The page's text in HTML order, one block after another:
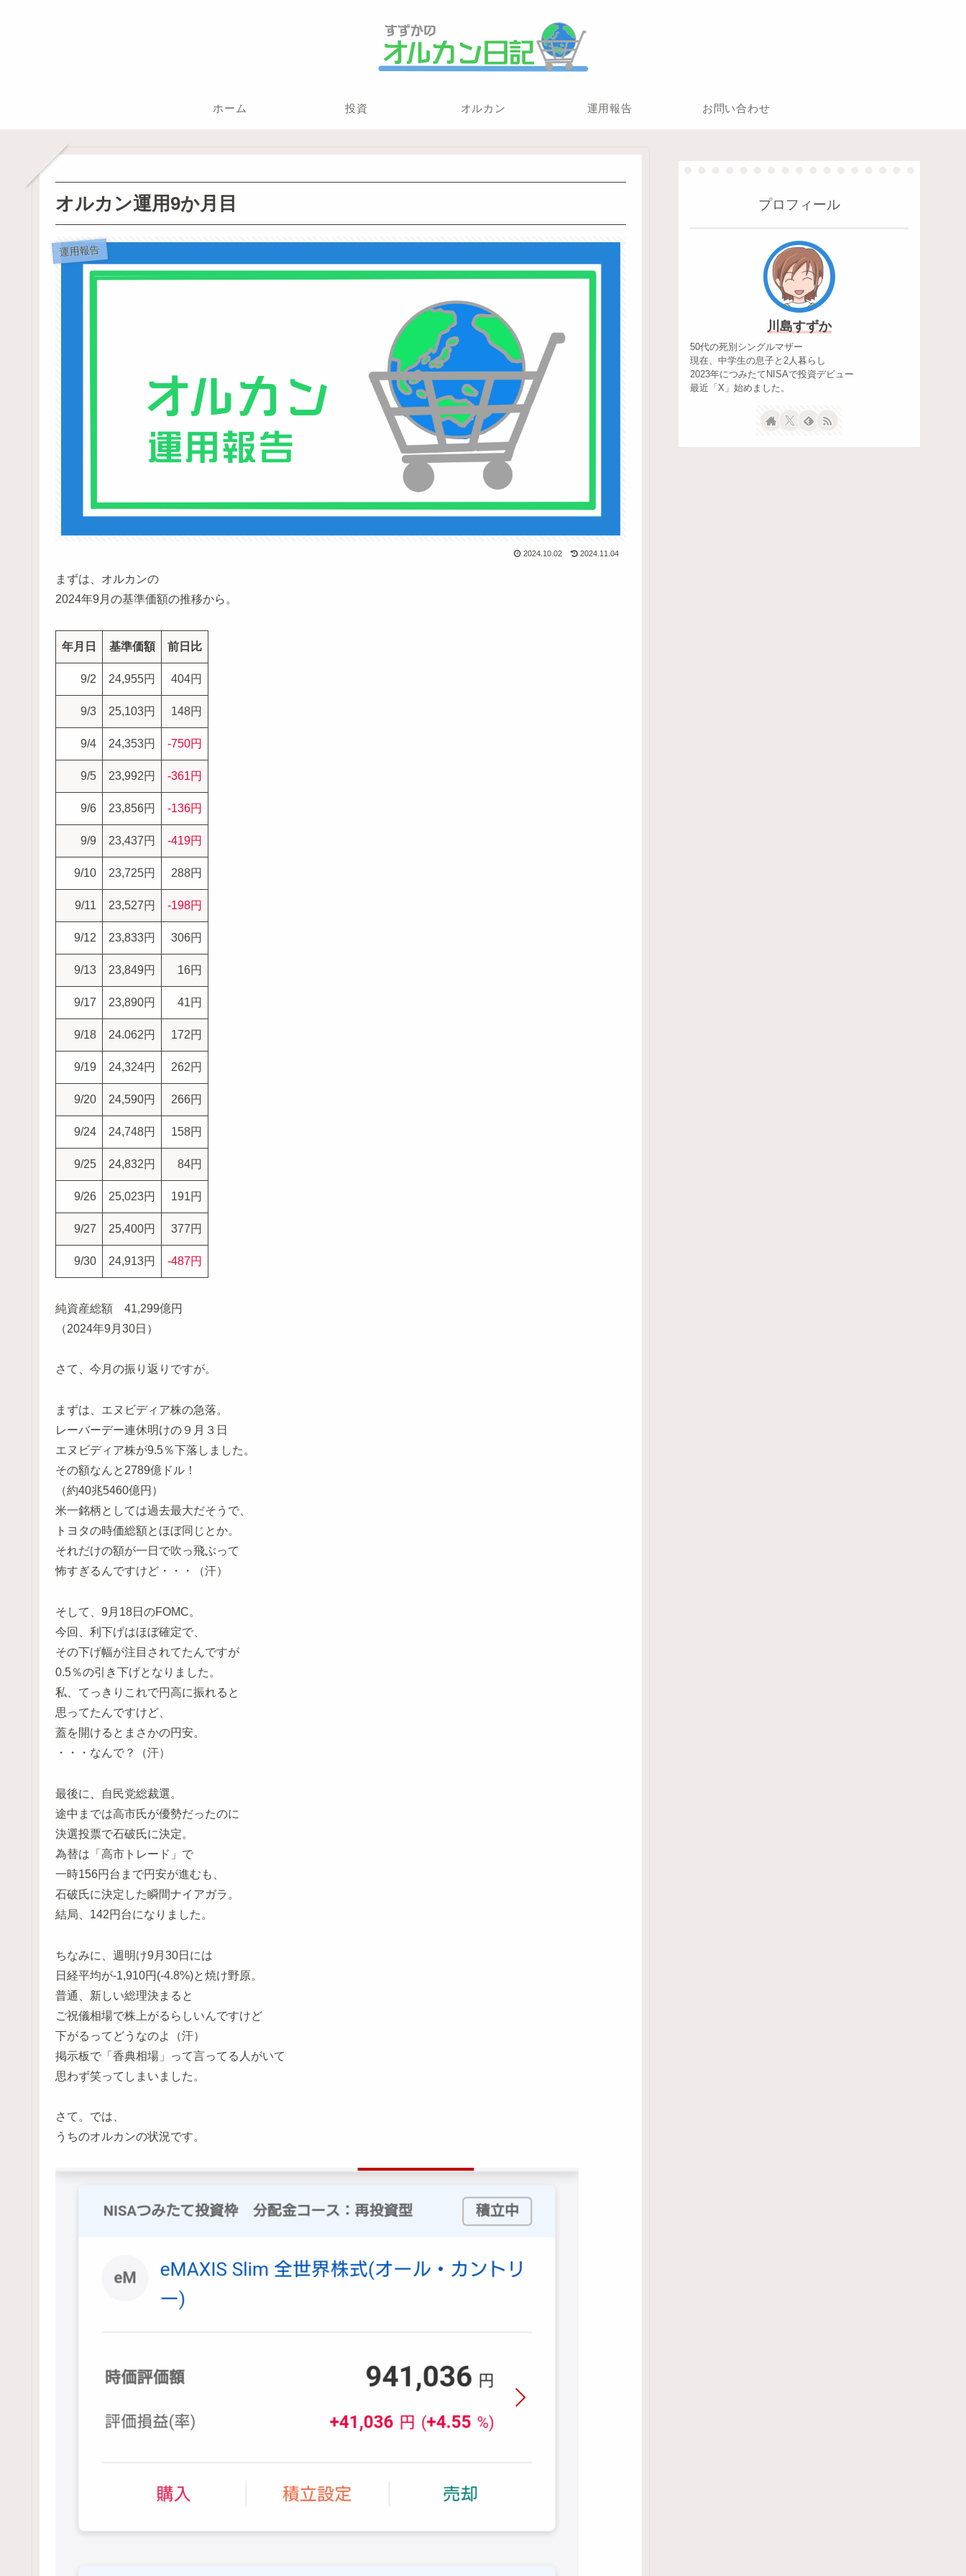
ホーム 投資 オルカン 運用報告 お問い合わせ
オルカン運用9か月目
運用報告
2024.10.02 2024.11.04
まずは、オルカンの
2024年9月の基準価額の推移から。
年月日 基準価額 前日比
9/2 24,955円 404円
9/3 25,103円 148円
9/4 24,353円 -750円
9/5 23,992円 -361円
9/6 23,856円 -136円
9/9 23,437円 -419円
9/10 23,725円 288円
9/11 23,527円 -198円
9/12 23,833円 306円
9/13 23,849円 16円
9/17 23,890円 41円
9/18 24.062円 172円
9/19 24,324円 262円
9/20 24,590円 266円
9/24 24,748円 158円
9/25 24,832円 84円
9/26 25,023円 191円
9/27 25,400円 377円
9/30 24,913円 -487円
純資産総額 41,299億円
（2024年9月30日）
さて、今月の振り返りですが。
まずは、エヌビディア株の急落。
レーバーデー連休明けの９月３日
エヌビディア株が9.5％下落しました。
その額なんと2789億ドル！
（約40兆5460億円）
米一銘柄としては過去最大だそうで、
トヨタの時価総額とほぼ同じとか。
それだけの額が一日で吹っ飛ぶって
怖すぎるんですけど・・・（汗）
そして、9月18日のFOMC。
今回、利下げはほぼ確定で、
その下げ幅が注目されてたんですが
0.5％の引き下げとなりました。
私、てっきりこれで円高に振れると
思ってたんですけど、
蓋を開けるとまさかの円安。
・・・なんで？（汗）
最後に、自民党総裁選。
途中までは高市氏が優勢だったのに
決選投票で石破氏に決定。
為替は「高市トレード」で
一時156円台まで円安が進むも、
石破氏に決定した瞬間ナイアガラ。
結局、142円台になりました。
ちなみに、週明け9月30日には
日経平均が-1,910円(-4.8%)と焼け野原。
普通、新しい総理決まると
ご祝儀相場で株上がるらしいんですけど
下がるってどうなのよ（汗）
掲示板で「香典相場」って言ってる人がいて
思わず笑ってしまいました。
さて。では、
うちのオルカンの状況です。
プロフィール
川島すずか
50代の死別シングルマザー
現在、中学生の息子と2人暮らし
2023年につみたてNISAで投資デビュー
最近「X」始めました。